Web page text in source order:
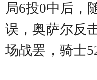
局6投0中后，
误，奥萨尔反
场战罢，骑士